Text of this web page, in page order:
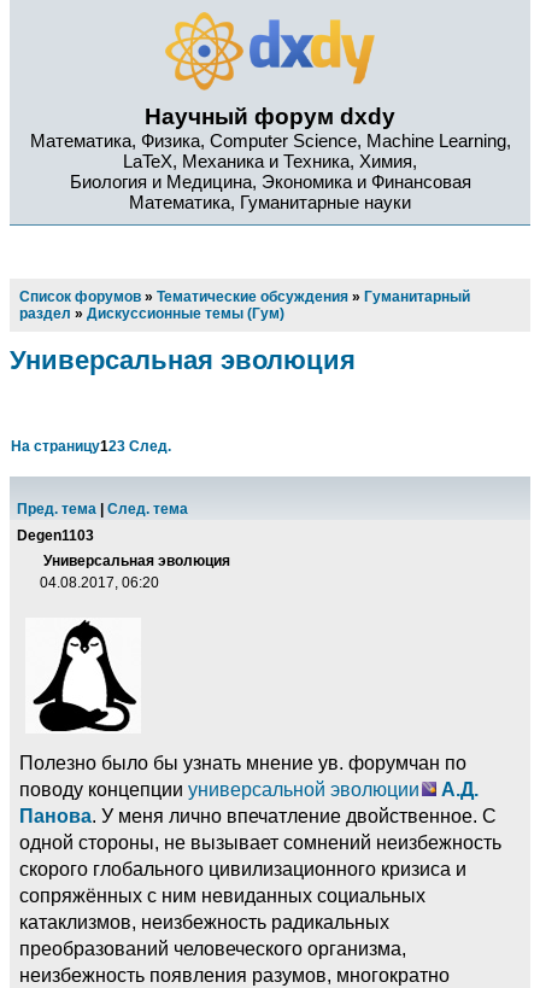
Научный форум dxdy
Математика, Физика, Computer Science, Machine Learning,
LaTeX, Механика и Техника, Химия,
Биология и Медицина, Экономика и Финансовая
Математика, Гуманитарные науки
Список форумов » Тематические обсуждения » Гуманитарный
раздел » Дискуссионные темы (Гум)
Универсальная эволюция
На страницу123 След.
Пред. тема
След. тема
Degen1103
Универсальная эволюция
04.08.2017, 06:20
Полезно было бы узнать мнение ув. форумчан по
поводу концепции универсальной эволюции
А.Д.
Панова. У меня лично впечатление двойственное. С
одной стороны, не вызывает сомнений неизбежность
скорого глобального цивилизационного кризиса и
сопряжённых с ним невиданных социальных
катаклизмов, неизбежность радикальных
преобразований человеческого организма,
неизбежность появления разумов, многократно